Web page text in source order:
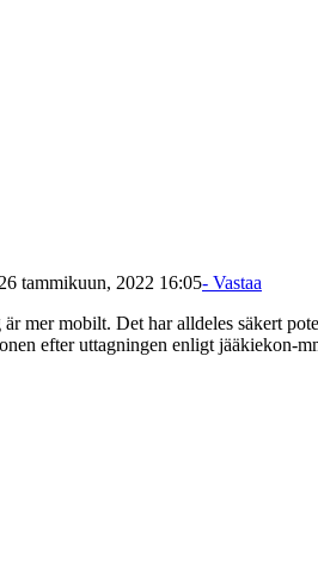
26 tammikuun, 2022 16:05- Vastaa
mer mobilt. Det har alldeles säkert
efter uttagningen enligt jääkiekon-